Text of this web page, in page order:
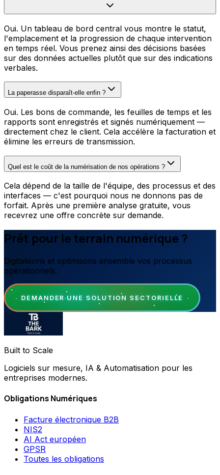
Oui. Un tableau de bord central vous montre le statut,
l'emplacement et la progression de chaque intervention
en temps réel. Vous prenez ainsi des décisions basées
sur des données actuelles plutôt que sur des indications
verbales.
La paperasse disparaît-elle enfin ?
Oui. Les bons de commande, les feuilles de temps et les
rapports sont enregistrés et signés numériquement —
directement chez le client. Cela accélère la facturation et
élimine les erreurs de transmission.
Quel est le coût de la numérisation de nos opérations ?
Cela dépend de la taille de l'équipe, des processus et des
interfaces — c'est pourquoi nous ne donnons pas de
forfait. Après une première analyse gratuite, vous
recevrez une offre concrète sur demande.
Prêt pour le terrain numérique ?
Digitalisons et optimisons ensemble vos processus
opérationnels.
DEMANDER UNE SOLUTION SECTORIELLE
Built to Scale
Logiciels sur mesure, IA & Automatisation pour les
entreprises modernes.
Obligations Numériques
Facture électronique B2B
NIS2
AI Act européen
GPSR
Toutes les obligations